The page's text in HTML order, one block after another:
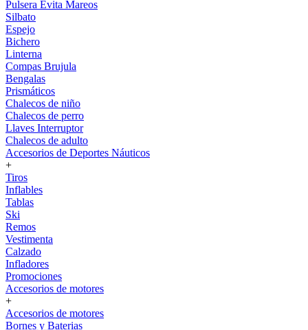
Pulsera Evita Mareos
Silbato
Espejo
Bichero
Linterna
Compas Brujula
Bengalas
Prismáticos
Chalecos de niño
Chalecos de perro
Llaves Interruptor
Chalecos de adulto
Accesorios de Deportes Náuticos
+
Tiros
Inflables
Tablas
Ski
Remos
Vestimenta
Calzado
Infladores
Promociones
Accesorios de motores
+
Accesorios de motores
Bornes y Baterias